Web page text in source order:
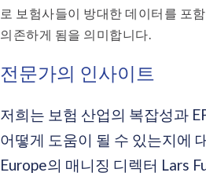
로 보험사들이 방대한 데이터를 포
의존하게 됨을 의미합니다.
전문가의 인사이트
저희는 보험 산업의 복잡성과
어떻게 도움이 될 수 있는지에
Europe의 매니징 디렉터 Lars